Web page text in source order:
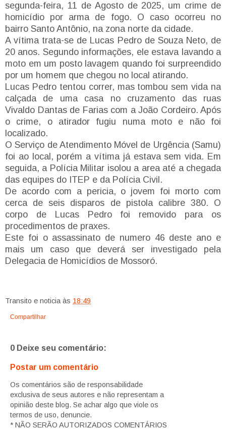
segunda-feira, 11 de Agosto de 2025, um crime de
homicídio por arma de fogo. O caso ocorreu no
bairro Santo Antônio, na zona norte da cidade.
A vítima trata-se de Lucas Pedro de Souza Neto, de
20 anos. Segundo informações, ele estava lavando a
moto em um posto lavagem quando foi surpreendido
por um homem que chegou no local atirando.
Lucas Pedro tentou correr, mas tombou sem vida na
calçada de uma casa no cruzamento das ruas
Vivaldo Dantas de Farias com a João Cordeiro. Após
o crime, o atirador fugiu numa moto e não foi
localizado.
O Serviço de Atendimento Móvel de Urgência (Samu)
foi ao local, porém a vítima já estava sem vida. Em
seguida, a Polícia Militar isolou a area até a chegada
das equipes do ITEP e da Polícia Civil.
De acordo com a pericia, o jovem foi morto com
cerca de seis disparos de pistola calibre 380. O
corpo de Lucas Pedro foi removido para os
procedimentos de praxes.
Este foi o assassinato de numero 46 deste ano e
mais um caso que deverá ser investigado pela
Delegacia de Homicídios de Mossoró.
Transito e noticia às 18:49
Compartilhar
0 Deixe seu comentário:
Postar um comentário
Os comentários são de responsabilidade
exclusiva de seus autores e não representam a
opinião deste blog. Se achar algo que viole os
termos de uso, denuncie.
* NÃO SERÃO AUTORIZADOS COMENTÁRIOS